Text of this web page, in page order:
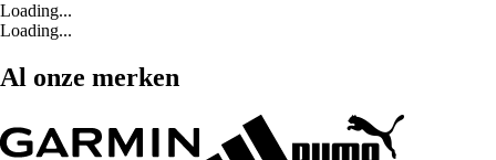
Loading...
Loading...
Al onze merken